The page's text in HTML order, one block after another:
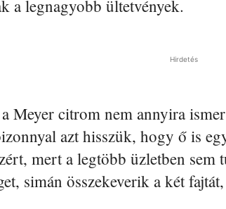
a legnagyobb ültetvények.
Hirdetés
Meyer citrom nem annyira
azt hisszük, hogy ő is
mert a legtöbb üzletben
simán összekeverik a két